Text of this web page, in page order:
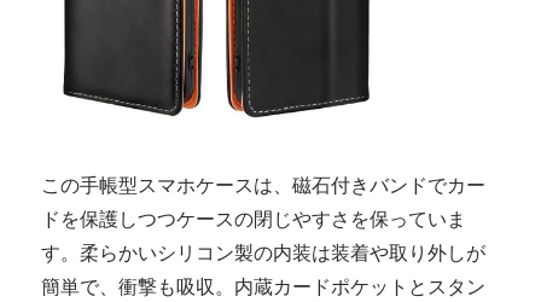
この手帳型スマホケースは、磁石付きバンドでカー
ドを保護しつつケースの閉じやすさを保っていま
す。柔らかいシリコン製の内装は装着や取り外しが
簡単で、衝撃も吸収。内蔵カードポケットとスタン